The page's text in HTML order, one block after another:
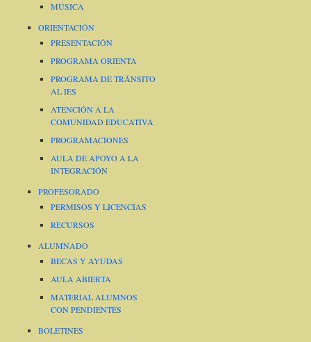
MÚSICA
ORIENTACIÓN
PRESENTACIÓN
PROGRAMA ORIENTA
PROGRAMA DE TRÁNSITO
AL IES
ATENCIÓN A LA
COMUNIDAD EDUCATIVA
PROGRAMACIONES
AULA DE APOYO A LA
INTEGRACIÓN
PROFESORADO
PERMISOS Y LICENCIAS
RECURSOS
ALUMNADO
BECAS Y AYUDAS
AULA ABIERTA
MATERIAL ALUMNOS
CON PENDIENTES
BOLETINES